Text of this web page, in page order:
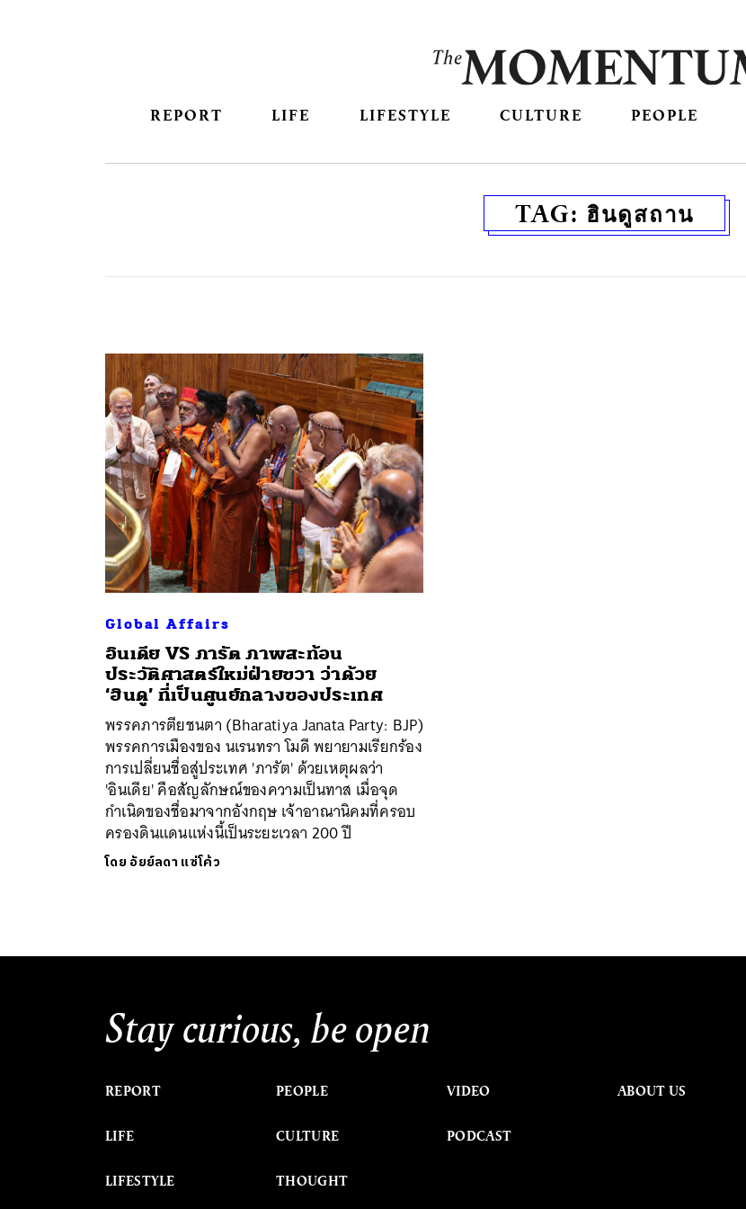
REPORT LIFE LIFESTYLE CULTURE PEOPLE
TAG: ฮินดูสถาน
Global Affairs
อินเดีย VS ภารัต ภาพสะท้อน
ประวัติศาสตร์ใหม่ฝ่ายขวา ว่าด้วย
‘ฮินดู’ ที่เป็นศูนย์กลางของประเทศ
พรรคภารตียชนตา (Bharatiya Janata Party: BJP)
พรรคการเมืองของ นเรนทรา โมดี พยายามเรียกร้อง
การเปลี่ยนชื่อสู่ประเทศ 'ภารัต' ด้วยเหตุผลว่า
'อินเดีย' คือสัญลักษณ์ของความเป็นทาส เมื่อจุด
กำเนิดของชื่อมาจากอังกฤษ เจ้าอาณานิคมที่ครอบ
ครองดินแดนแห่งนี้เป็นระยะเวลา 200 ปี
โดย อัยย์ลดา แซ่โค้ว
Stay curious, be open
REPORT
LIFE
LIFESTYLE
PEOPLE
CULTURE
THOUGHT
VIDEO
PODCAST
ABOUT US
ค้นหา